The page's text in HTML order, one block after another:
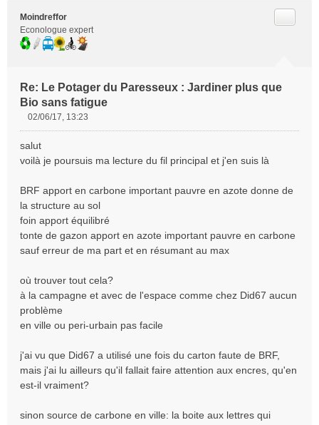
Moindreffor
Econologue expert
Re: Le Potager du Paresseux : Jardiner plus que
Bio sans fatigue
s
s
g
e
n
n
l
02/06/17, 13:23
salut
voilà je poursuis ma lecture du fil principal et j'en suis là
BRF apport en carbone important pauvre en azote donne de
la structure au sol
foin apport équilibré
tonte de gazon apport en azote important pauvre en carbone
sauf erreur de ma part et en résumant au max
où trouver tout cela?
à la campagne et avec de l'espace comme chez Did67 aucun
problème
en ville ou peri-urbain pas facile
j'ai vu que Did67 a utilisé une fois du carton faute de BRF,
mais j'ai lu ailleurs qu'il fallait faire attention aux encres, qu'en
est-il vraiment?
sinon source de carbone en ville: la boite aux lettres qui